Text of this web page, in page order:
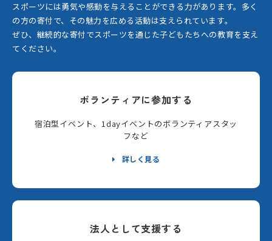
スポーツには勇気や感動を与えることができる力があります。 多く
の方の寄付で、その魅力を広める活動は支えられています。
ぜひ、継続的な寄付でスポーツを通じた子どもたちへの教育を支え
てください。
ボランティアに参加する
宿泊型イベント、1dayイベントのボランティアスタッ
フなど
詳しく見る
法人として支援する